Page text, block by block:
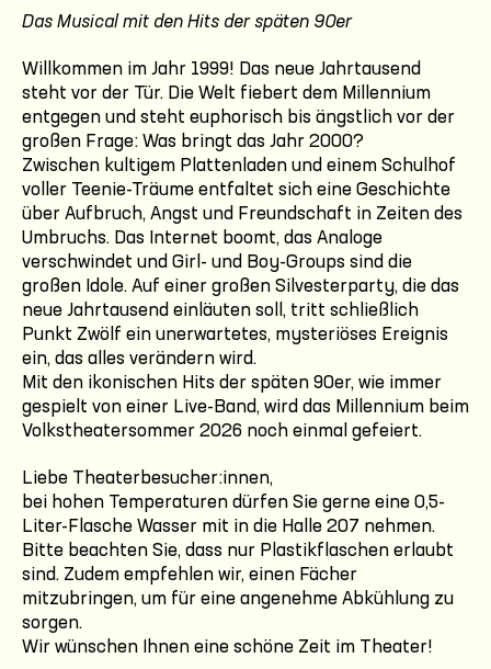
Das Musical mit den Hits der späten 90er
Willkommen im Jahr 1999! Das neue Jahrtausend
steht vor der Tür. Die Welt fiebert dem Millennium
entgegen und steht euphorisch bis ängstlich vor der
großen Frage: Was bringt das Jahr 2000?
Zwischen kultigem Plattenladen und einem Schulhof
voller Teenie-Träume entfaltet sich eine Geschichte
über Aufbruch, Angst und Freundschaft in Zeiten des
Umbruchs. Das Internet boomt, das Analoge
verschwindet und Girl- und Boy-Groups sind die
großen Idole. Auf einer großen Silvesterparty, die das
neue Jahrtausend einläuten soll, tritt schließlich
Punkt Zwölf ein unerwartetes, mysteriöses Ereignis
ein, das alles verändern wird.
Mit den ikonischen Hits der späten 90er, wie immer
gespielt von einer Live-Band, wird das Millennium beim
Volkstheatersommer 2026 noch einmal gefeiert.
Liebe Theaterbesucher:innen,
bei hohen Temperaturen dürfen Sie gerne eine 0,5-
Liter-Flasche Wasser mit in die Halle 207 nehmen.
Bitte beachten Sie, dass nur Plastikflaschen erlaubt
sind. Zudem empfehlen wir, einen Fächer
mitzubringen, um für eine angenehme Abkühlung zu
sorgen.
Wir wünschen Ihnen eine schöne Zeit im Theater!